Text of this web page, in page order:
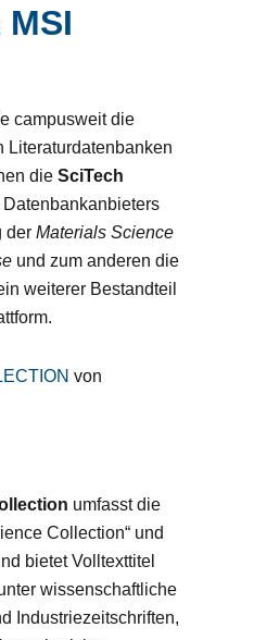
campusweit die
Literaturdatenbanken
dieSciTech
Datenbankanbieters
derMaterials Science
und zum anderen die
weiterer Bestandteil
von
umfasst die
Collection“ und
bietet Volltexttitel
wissenschaftliche
Industriezeitschriften,